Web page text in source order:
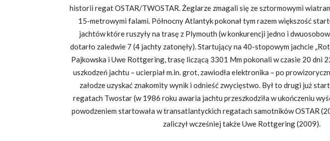
historii regat OSTAR/TWOSTAR. Żeglarze zmagali się ze sztormowymi
15-metrowymi falami. Północny Atlantyk pokonał tym razem większość
jachtów które ruszyły na trasę z Plymouth (w konkurencji jedno i
dotarło zaledwie 7 (4 jachty zatonęły). Startujący na 40-stopowym jachcie
Pajkowska i Uwe Rottgering, trasę liczącą 3301 Mm pokonali w czasie 20 dni
uszkodzeń jachtu – ucierpiał m.in. grot, zawiodła elektronika – po
załodze uzyskać znakomity wynik i odnieść zwycięstwo. Był to drugi już
regatach Twostar (w 1986 roku awaria jachtu przeszkodziła w ukończeniu
powodzeniem startowała w transatlantyckich regatach samotników OSTAR
zaliczył wcześniej także Uwe Rottgering (2009).